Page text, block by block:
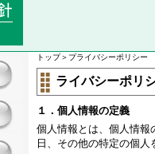
トップ＞ プライバシーポリシー
ライバシーポリ
１．個人情報の定義
個人情報とは、個人情報
日、その他の特定の個